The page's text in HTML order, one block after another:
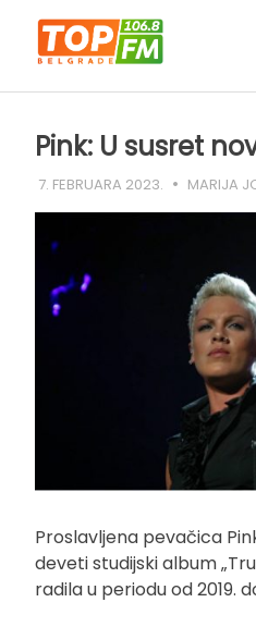
content
Pink: U susret
7. FEBRUARA 2023. MARIJA
Proslavljena pevačica
deveti studijski album
radila u periodu od 2019.